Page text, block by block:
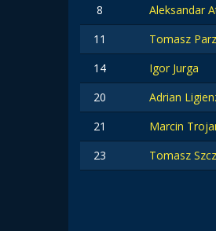
8
Aleksandar
11
Tomasz
14
Igor Jurga
20
Adrian
21
Marcin
23
Tomasz